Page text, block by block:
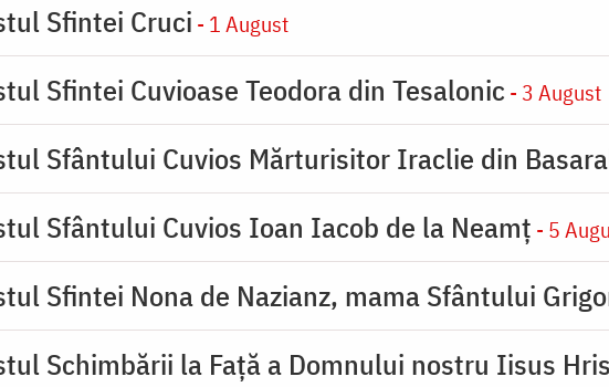
Sfintei Cruci - 1 August
Sfintei Cuvioase Teodora din Tesalonic - 3 August
Sfântului Cuvios Mărturisitor Iraclie din
Sfântului Cuvios Ioan Iacob de la Neamț - 5
Sfintei Nona de Nazianz, mama Sfântului
Schimbării la Faţă a Domnului nostru Iisus